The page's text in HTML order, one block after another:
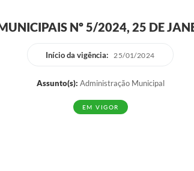
Nº 5/2024, 25 DE
Início da vigência: 25/01/2024
Assunto(s): Administração Municipal
EM VIGOR